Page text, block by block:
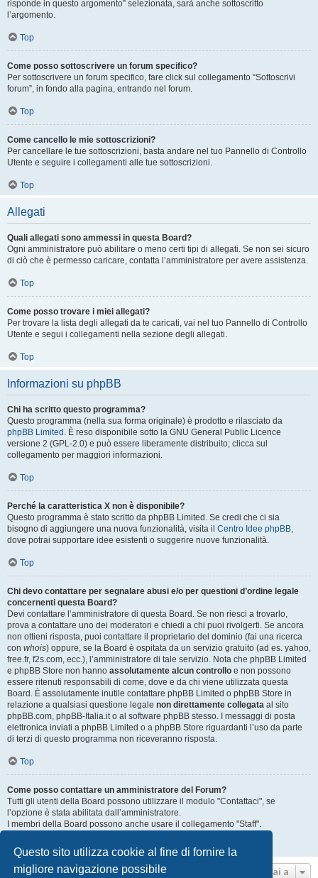
Questo sito utilizza cookie al fine di fornire la
migliore navigazione possibile
risponde in questo argomento” selezionata, sarà anche sottoscritto
l’argomento.
Top
Come posso sottoscrivere un forum specifico?
Per sottoscrivere un forum specifico, fare click sul collegamento “Sottoscrivi
forum”, in fondo alla pagina, entrando nel forum.
Top
Come cancello le mie sottoscrizioni?
Per cancellare le tue sottoscrizioni, basta andare nel tuo Pannello di Controllo
Utente e seguire i collegamenti alle tue sottoscrizioni.
Top
Allegati
Quali allegati sono ammessi in questa Board?
Ogni amministratore può abilitare o meno certi tipi di allegati. Se non sei sicuro
di ciò che è permesso caricare, contatta l’amministratore per avere assistenza.
Top
Come posso trovare i miei allegati?
Per trovare la lista degli allegati da te caricati, vai nel tuo Pannello di Controllo
Utente e segui i collegamenti nella sezione degli allegati.
Top
Informazioni su phpBB
Chi ha scritto questo programma?
Questo programma (nella sua forma originale) è prodotto e rilasciato da
phpBB Limited . È reso disponibile sotto la GNU General Public Licence
versione 2 (GPL-2.0) e può essere liberamente distribuito; clicca sul
collegamento per maggiori informazioni.
Top
Perché la caratteristica X non è disponibile?
Questo programma è stato scritto da phpBB Limited. Se credi che ci sia
bisogno di aggiungere una nuova funzionalità, visita il Centro Idee phpBB,
dove potrai supportare idee esistenti o suggerire nuove funzionalità.
Top
Chi devo contattare per segnalare abusi e/o per questioni d’ordine legale
concernenti questa Board?
Devi contattare l’amministratore di questa Board. Se non riesci a trovarlo,
prova a contattare uno dei moderatori e chiedi a chi puoi rivolgerti. Se ancora
non ottieni risposta, puoi contattare il proprietario del dominio (fai una ricerca
con whois) oppure, se la Board è ospitata da un servizio gratuito (ad es. yahoo,
free.fr, f2s.com, ecc.), l’amministratore di tale servizio. Nota che phpBB Limited
e phpBB Store non hanno assolutamente alcun controllo e non possono
essere ritenuti responsabili di come, dove e da chi viene utilizzata questa
Board. È assolutamente inutile contattare phpBB Limited o phpBB Store in
relazione a qualsiasi questione legale non direttamente collegata al sito
phpBB.com, phpBB-Italia.it o al software phpBB stesso. I messaggi di posta
elettronica inviati a phpBB Limited o a phpBB Store riguardanti l’uso da parte
di terzi di questo programma non riceveranno risposta.
Top
Come posso contattare un amministratore del Forum?
Tutti gli utenti della Board possono utilizzare il modulo "Contattaci", se
l’opzione è stata abilitata dall’amministratore.
I membri della Board possono anche usare il collegamento "Staff".
Top
Vai a